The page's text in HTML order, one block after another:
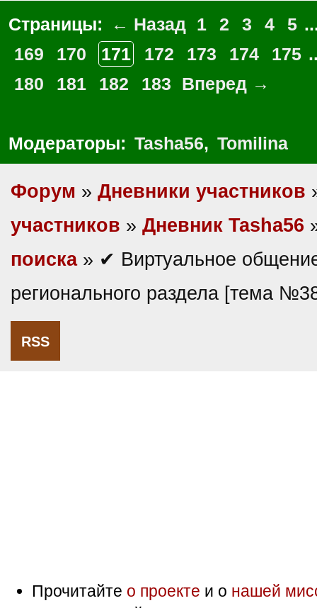
Страницы: ← Назад 1 2 3 4 5
169
170 171 172 173 174 175
180
181 182 183 Вперед →
Модераторы: Tasha56, Tomilina
Форум » Дневники участников
участников » Дневник Tasha56
поиска» ✔ Виртуальное
регионального раздела [тема
RSS
Прочитайте о проекте и о нашей